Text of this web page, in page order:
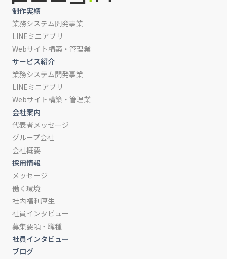
制作実績
業務システム開発事業
LINEミニアプリ
Webサイト構築・管理業
サービス紹介
業務システム開発事業
LINEミニアプリ
Webサイト構築・管理業
会社案内
代表者メッセージ
グループ会社
会社概要
採用情報
メッセージ
働く環境
社内福利厚生
社員インタビュー
募集要項・職種
社員インタビュー
ブログ